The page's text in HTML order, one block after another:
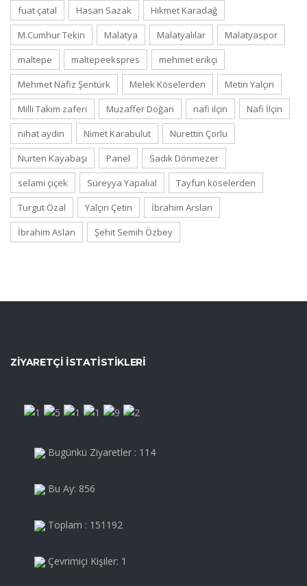
fuat çatal
Hasan Sazak
Hikmet Karadağ
M.Cumhur Tekin
Malatya Malatyalılar
Malatyaspor
maltepe
maltepeekspres
mehmet erikçi
Mehmet Nafiz Şentürk
Melek Köselerden
Metin Yalçın
Milli Takım zaferi
Muzaffer Doğan nafi ilçin
Nafi İlçin
nihat aydın
Nimet Karabulut
Nurettin Çorlu
Nurten Kayabaşı
Panel
Sadık Dönmezer
selami çiçek
Süreyya Yapalıal
Tayfun köselerden
Turgut Özal
Yalçın Çetin
İbrahim Arslan
İbrahim Aslan
Şehit Semih Özbey
ZIYARETÇI İSTATISTIKLERI
Bugünkü Ziyaretler : 114
Bu Ay: 856
Toplam : 151192
Çevrimiçi Kişiler: 1